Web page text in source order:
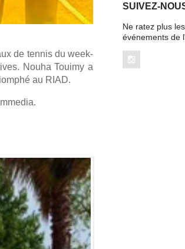
de tennis du week-
Nouha Touimy a
au RIAD.
SUIVEZ-
Ne ratez plus
événements de